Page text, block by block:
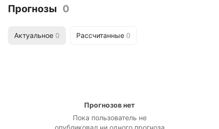
Прогнозы 0
Актуальное 0 Рассчитанные 0
Прогнозов нет
Пока пользователь не
опубликовал ни одного прогноза